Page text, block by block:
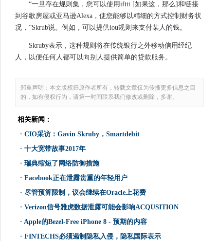
“一旦存在规则集，您可以使用ifttt [如果这，那么]和链接
到谷歌房屋或亚马逊Alexa，使您能够以精细的方式控制财务状
况，”Skrub说。例如，可以提供iou规则来支付某人的钱。
Skruby表示，这种规则将在传统银行之外移动信用经纪
人，以便任何人都可以向别人提供简单的贷款服务。
郑重声明：本文版权归原作者所有，转载文章仅为传播更多信息之目
的，如有侵权行为，请第一时间联系我们修改或删除，多谢。
相关新闻：
· CIO采访：Gavin Skruby，Smartdebit
· 十大宽带故事2017年
· 瑞典缩短了网络防御措施
· Facebook正在泄露贵重的年轻用户
· 尽管预算限制，议会继续在Oracle上花费
· Verizon信号雅虎数据泄露可能会影响ACQUSITION
· Apple的Bezel-Free iPhone 8 - 预期的内容
· FINTECHS必须遏制隐私入侵，隐私国际表示